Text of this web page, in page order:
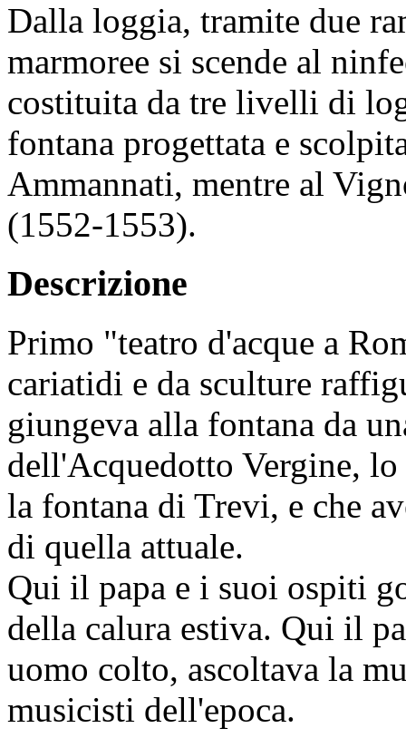
Dalla loggia, tramite due
marmoree si scende al
costituita da tre livelli di
fontana progettata e
Ammannati, mentre al
(1552-1553).
Descrizione
Primo "teatro d'acque a
cariatidi e da sculture
giungeva alla fontana da
dell'Acquedotto Vergine, lo
la fontana di Trevi, e che
di quella attuale.
Qui il papa e i suoi ospiti
della calura estiva. Qui il
uomo colto, ascoltava la
musicisti dell'epoca.